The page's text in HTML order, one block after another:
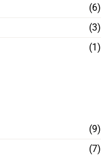
(6)
(3)
(1)
(9)
(7)